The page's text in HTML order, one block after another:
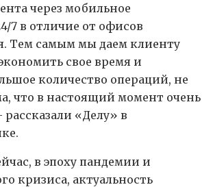
через мобильное
7 в отличие от офисов
Тем самым мы даем клиенту
свое время и
количество операций, не
что в настоящий момент очень
«Делу» в
в эпоху пандемии и
кризиса, актуальность